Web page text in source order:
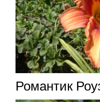
Романтик